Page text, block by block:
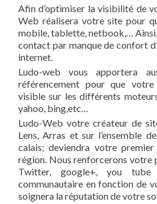
Afin d’optimiser la visibilité de
Web réalisera votre site pour
mobile, tablette, netbook,…
contact par manque de confort
internet.
Ludo-web vous apportera
référencement pour que
visible sur les différents
yahoo, bing,etc…
Ludo-Web votre créateur de
Lens, Arras et sur l’ensemble
calais; deviendra votre
région. Nous renforcerons votre
Twitter, google+, you
communautaire en fonction de
soignera la réputation de votre